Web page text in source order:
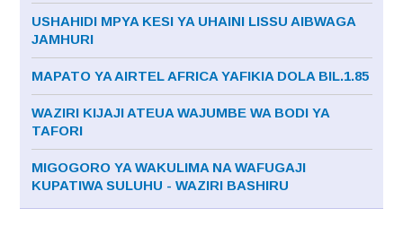
USHAHIDI MPYA KESI YA UHAINI LISSU AIBWAGA
JAMHURI
MAPATO YA AIRTEL AFRICA YAFIKIA DOLA BIL.1.85
WAZIRI KIJAJI ATEUA WAJUMBE WA BODI YA
TAFORI
MIGOGORO YA WAKULIMA NA WAFUGAJI
KUPATIWA SULUHU - WAZIRI BASHIRU